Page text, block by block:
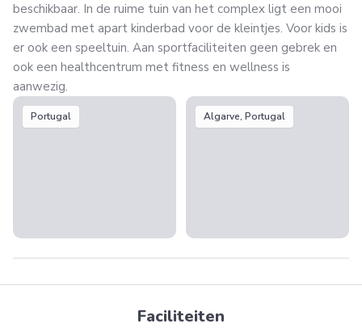
beschikbaar. In de ruime tuin van het complex ligt een mooi
zwembad met apart kinderbad voor de kleintjes. Voor kids is
er ook een speeltuin. Aan sportfaciliteiten geen gebrek en
ook een healthcentrum met fitness en wellness is
aanwezig.
Portugal Algarve, Portugal
Faciliteiten